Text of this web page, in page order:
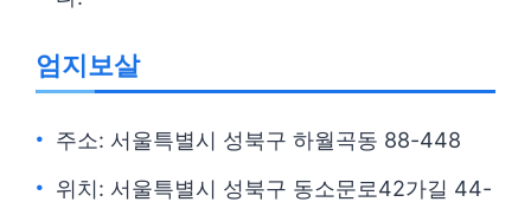
엄지보살
주소: 서울특별시 성북구 하월곡동 88-448
위치: 서울특별시 성북구 동소문로42가길 44-